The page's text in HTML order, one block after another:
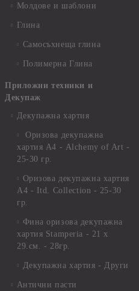
Молдове и шаблони
Глина
Самосъхнеща глина
Полимерна Глина
Приложни техники и
Декупаж
Декупажна хартия
Оризова декупажна
хартия А4 - Alchemy of Art -
25-30 гр.
Оризова декупажна хартия
А4 - Itd. Collection - 25-30
гр.
Фина оризова декупажна
хартия Stamperia - 21 х
29.см. - 28гр.
Декупажна хартия - Други
Антични пасти